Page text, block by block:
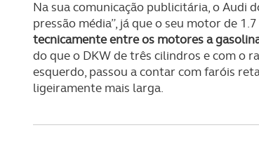
Na sua comunicação publicitária, o Audi
pressão média”, já que o seu motor de
tecnicamente entre os motores a
do que o DKW de três cilindros e com o
esquerdo, passou a contar com faróis
ligeiramente mais larga.